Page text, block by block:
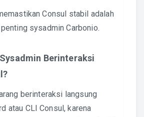
Consul stabil adalah
sysadmin Carbonio.
Berinteraksi
berinteraksi langsung
atau CLI Consul, karena